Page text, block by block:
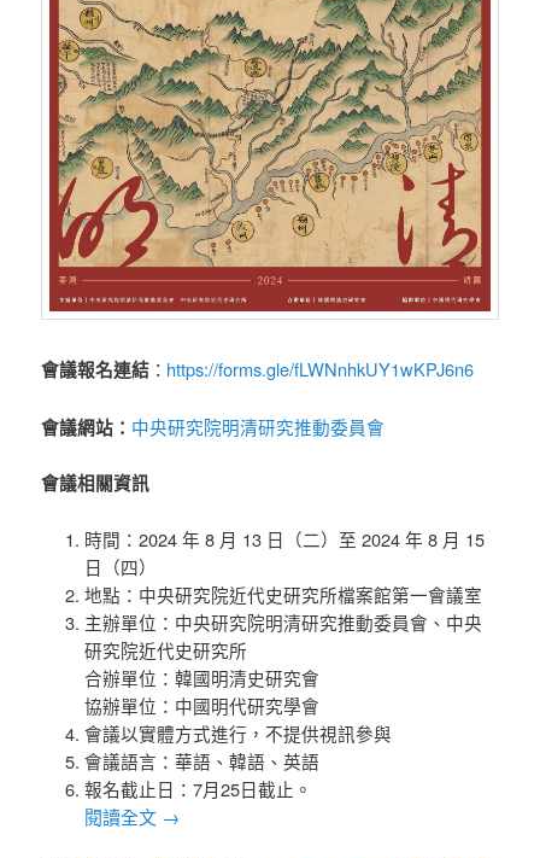
會議報名連結 ： https://forms.gle/fLWNnhkUY1wKPJ6n6
會議網站： 中央研究院明清研究推動委員會
會議相關資訊
時間：2024 年 8 月 13 日（二）至 2024 年 8 月 15
日（四）
地點：中央研究院近代史研究所檔案館第一會議室
主辦單位：中央研究院明清研究推動委員會、中央
研究院近代史研究所
合辦單位：韓國明清史研究會
協辦單位：中國明代研究學會
會議以實體方式進行，不提供視訊參與
會議語言：華語、韓語、英語
報名截止日：7月25日截止。
閱讀全文 →